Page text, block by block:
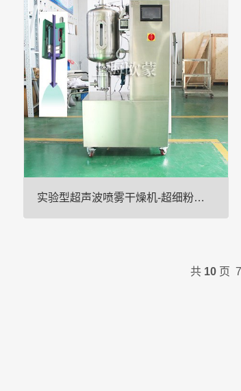
备），是一种将喷雾干燥技术与流化床制粒技术
结合为一体的**中成药，西药制粒设备。该设备
集混合、喷雾干燥、制粒、颗粒包衣多功能于一
体；可生产出微辅料，少剂量、无···
实验型超声波喷雾干燥机-超细粉末喷雾干燥机
通过将高频声波转换成机械能而工作，机械能被
共 10页